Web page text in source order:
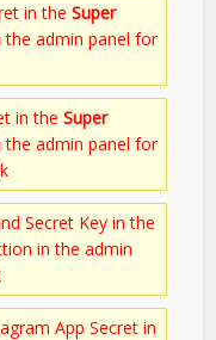
in theSuper
the admin panel for
in theSuper
the admin panel for
Secret Key in the
in the admin
App Secret in